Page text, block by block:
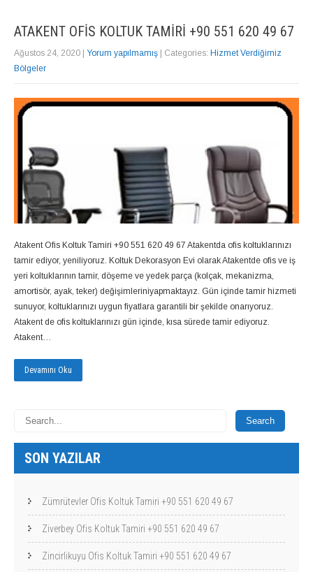
ATAKENT OFIS KOLTUK TAMIRI +90 551 620 49 67
Ağustos 24, 2020 | Yorum yapılmamış | Categories: Hizmet Verdiğimiz
Bölgeler
Atakent Ofis Koltuk Tamiri +90 551 620 49 67 Atakentda ofis koltuklarınızı
tamir ediyor, yeniliyoruz. Koltuk Dekorasyon Evi olarak Atakentde ofis ve iş
yeri koltuklarının tamir, döşeme ve yedek parça (kolçak, mekanizma,
amortisör, ayak, teker) değişimleriniyapmaktayız. Gün içinde tamir hizmeti
sunuyor, koltuklarınızı uygun fiyatlara garantili bir şekilde onarıyoruz.
Atakent de ofis koltuklarınızı gün içinde, kısa sürede tamir ediyoruz.
Atakent…
Devamını Oku
SON YAZILAR
Zümrütevler Ofis Koltuk Tamiri +90 551 620 49 67
Ziverbey Ofis Koltuk Tamiri +90 551 620 49 67
Zincirlikuyu Ofis Koltuk Tamiri +90 551 620 49 67